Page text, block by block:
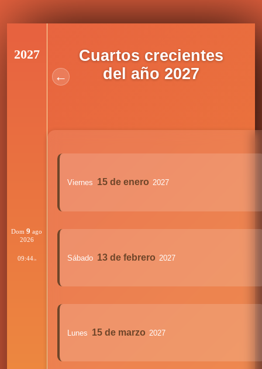
2027
Dom9 ago
2026
09:44:59
←
Cuartos crecientes
del año 2027
Viernes 15 de enero 2027
Sábado 13 de febrero 2027
Lunes 15 de marzo 2027